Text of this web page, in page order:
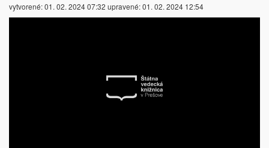
vytvorené:01. 02. 2024 07:32 upravené:01. 02. 2024 12:54